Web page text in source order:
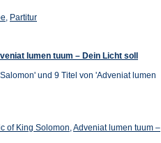
, Partitur
lumen tuum – Dein Licht soll
und 9 Titel von 'Adveniat lumen
of King Solomon,Adveniat lumen tuum –